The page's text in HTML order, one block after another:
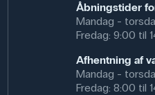
Åbningstider
Mandag -
Fredag: 9:00 til
Afhentning af
Mandag -
Fredag: 8:00 til